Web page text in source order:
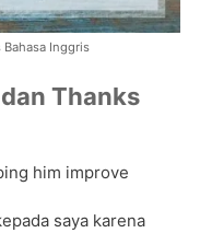
Inggris
Thanks
him improve
saya karena